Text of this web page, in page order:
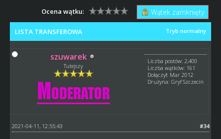
Wątek zamknięty
Ocena wątku:
Tryb normalny
LISTA TRANSFEROWA
szuwarek
Tutejszy
Liczba postów: 2,400
Liczba wątków: 161
Dołączył: Mar 2012
Drużyna: Gryf Szczecin
#34
2021-04-11, 12:55:43